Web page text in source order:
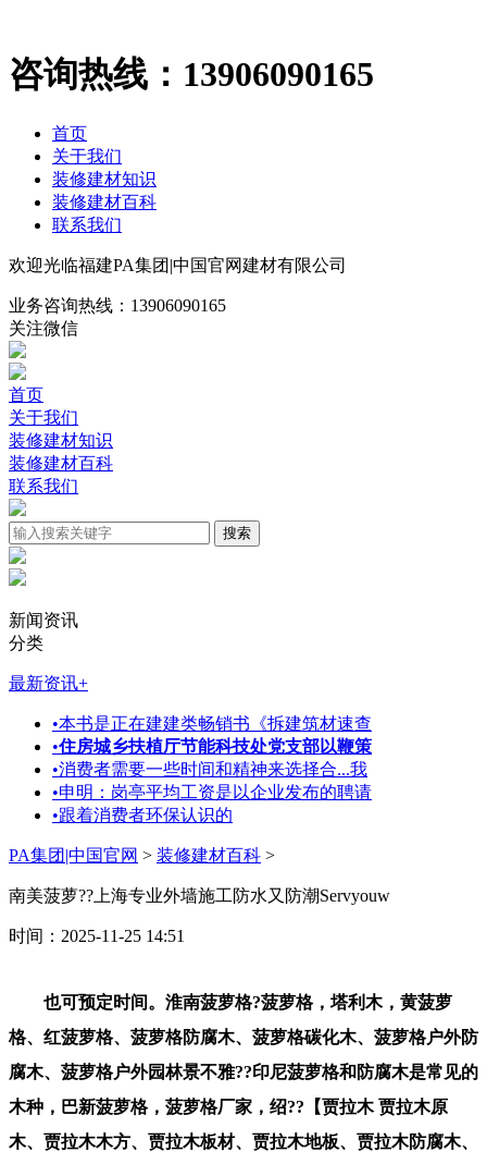
咨询热线： 13906090165
首页
关于我们
装修建材知识
装修建材百科
联系我们
欢迎光临福建PA集团|中国官网建材有限公司
业务咨询热线： 13906090165
关注微信
首页
关于我们
装修建材知识
装修建材百科
联系我们
新闻资讯
分类
最新资讯+
•本书是正在建建类畅销书《拆建筑材速查
•住房城乡扶植厅节能科技处党支部以鞭策
•消费者需要一些时间和精神来选择合...我
•申明：岗亭平均工资是以企业发布的聘请
•跟着消费者环保认识的
PA集团|中国官网 > 装修建材百科 >
南美菠萝??上海专业外墙施工防水又防潮Servyouw
时间：2025-11-25 14:51
也可预定时间。淮南菠萝格?菠萝格，塔利木，黄菠萝
格、红菠萝格、菠萝格防腐木、菠萝格碳化木、菠萝格户外防
腐木、菠萝格户外园林景不雅??印尼菠萝格和防腐木是常见的
木种，巴新菠萝格，菠萝格厂家，绍??【贾拉木 贾拉木原
木、贾拉木木方、贾拉木板材、贾拉木地板、贾拉木防腐木、